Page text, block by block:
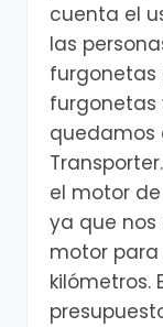
cuenta el
las
furgonetas
furgonetas
quedamos
el motor
ya que
motor
kilómetros.